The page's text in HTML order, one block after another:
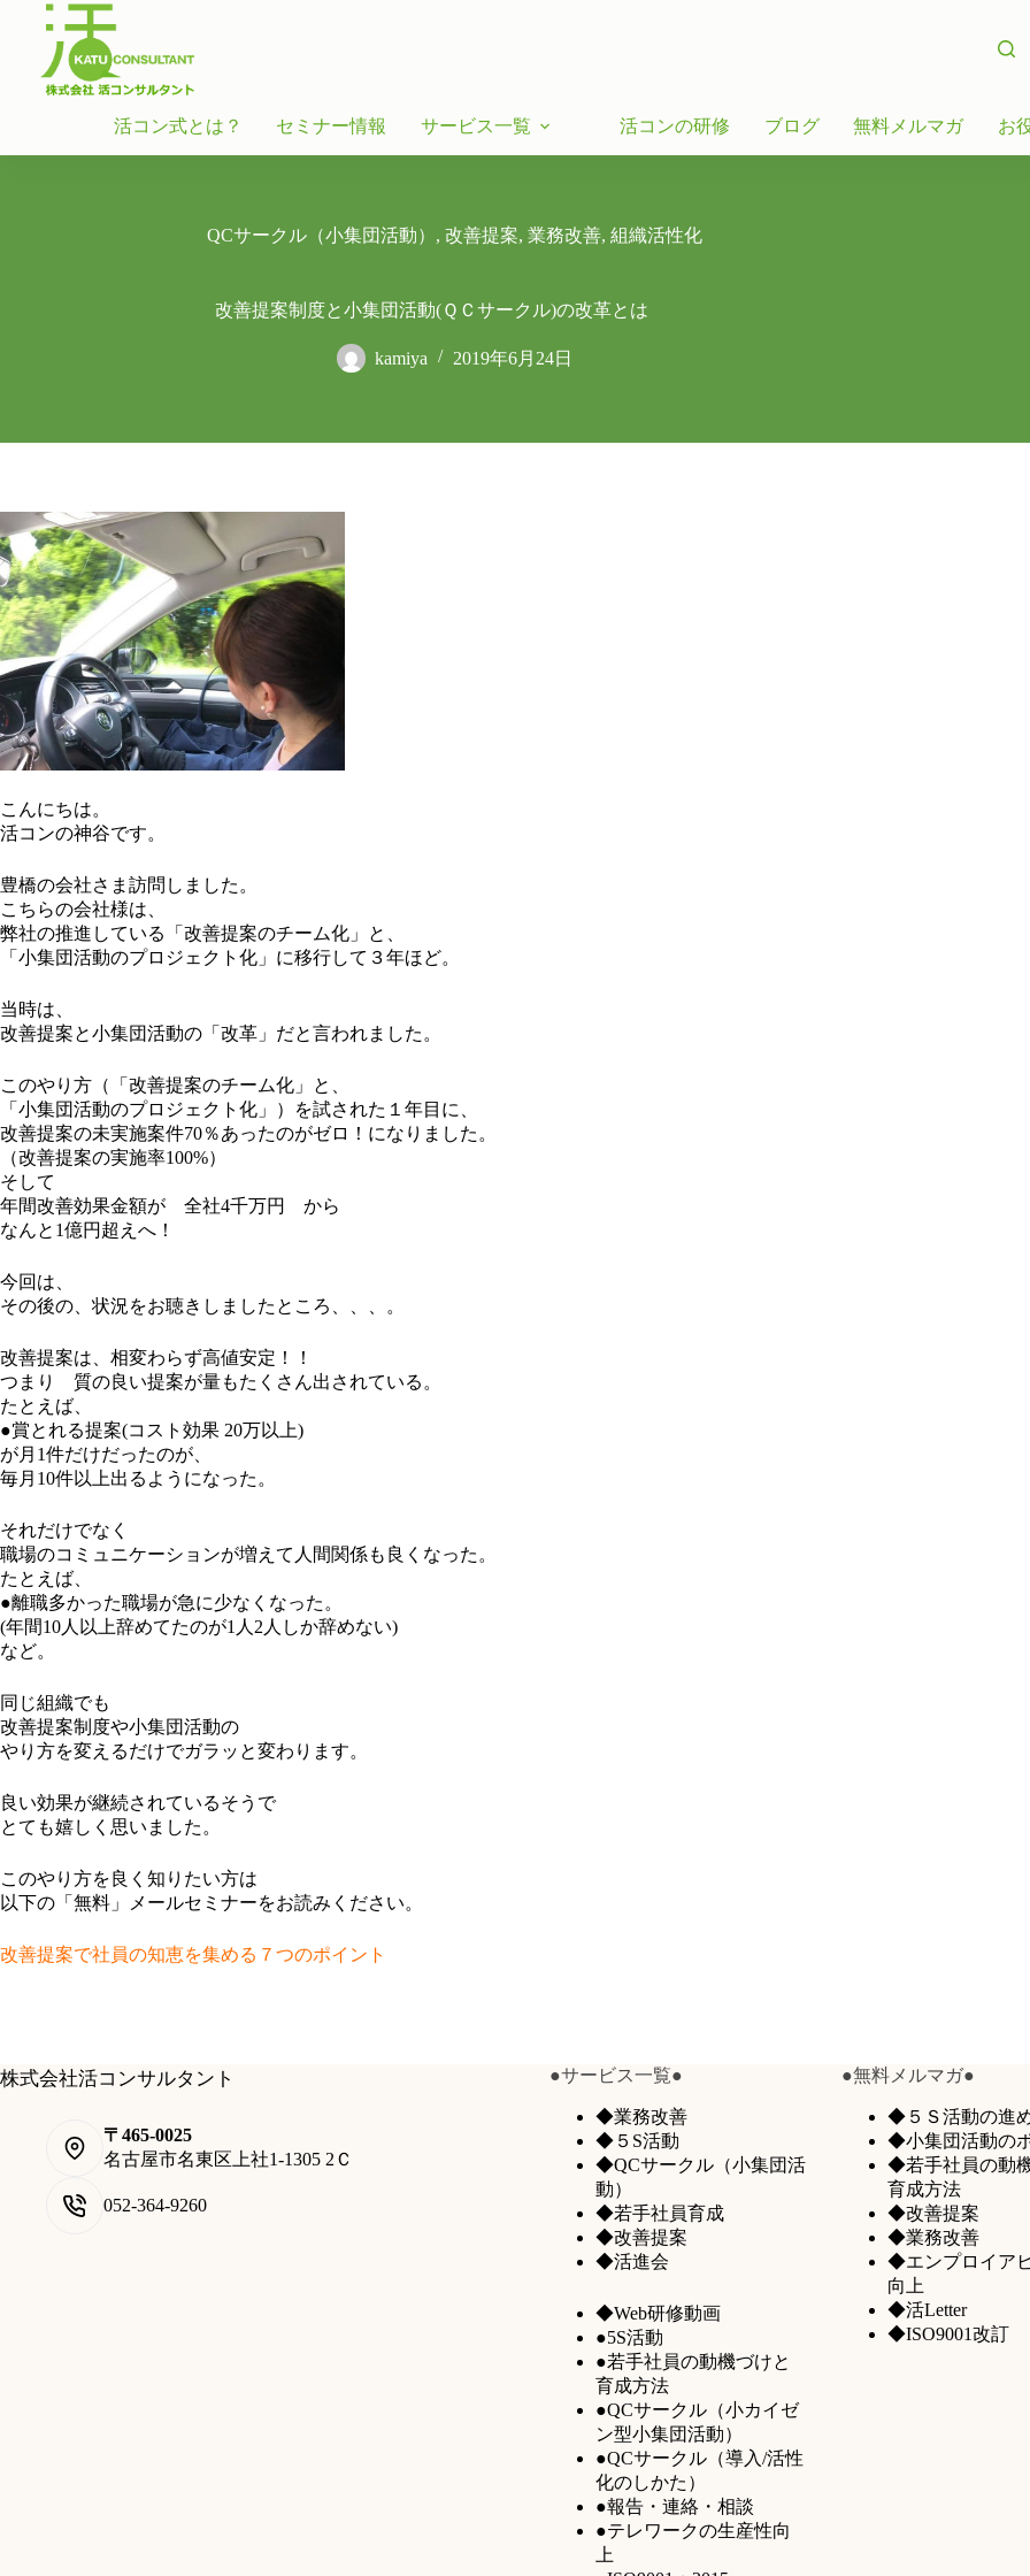
活コン式とは？ セミナー情報 サービス一覧 活コンの研修 ブログ 無料メルマガ お
QCサークル（小集団活動） , 改善提案, 業務改善, 組織活性化
改善提案制度と小集団活動(ＱＣサークル)の改革とは
kamiya 2019年6月24日
こんにちは。
活コンの神谷です。
豊橋の会社さま訪問しました。
こちらの会社様は、
弊社の推進している「改善提案のチーム化」と、
「小集団活動のプロジェクト化」に移行して３年ほど。
当時は、
改善提案と小集団活動の「改革」だと言われました。
このやり方（「改善提案のチーム化」と、
「小集団活動のプロジェクト化」）を試された１年目に、
改善提案の未実施案件70％あったのがゼロ！になりました。
（改善提案の実施率100%）
そして
年間改善効果金額が 全社4千万円 から
なんと1億円超えへ！
今回は、
その後の、状況をお聴きしましたところ、、、。
改善提案は、相変わらず高値安定！！
つまり 質の良い提案が量もたくさん出されている。
たとえば、
●賞とれる提案(コスト効果 20万以上)
が月1件だけだったのが、
毎月10件以上出るようになった。
それだけでなく
職場のコミュニケーションが増えて人間関係も良くなった。
たとえば、
●離職多かった職場が急に少なくなった。
(年間10人以上辞めてたのが1人2人しか辞めない)
など。
同じ組織でも
改善提案制度や小集団活動の
やり方を変えるだけでガラッと変わります。
良い効果が継続されているそうで
とても嬉しく思いました。
このやり方を良く知りたい方は
以下の「無料」メールセミナーをお読みください。
改善提案で社員の知恵を集める７つのポイント
株式会社活コンサルタント
〒465-0025
名古屋市名東区上社1-1305 2Ｃ
052-364-9260
●サービス一覧●
◆業務改善
◆５S活動
◆QCサークル（小集団活
動）
◆若手社員育成
◆改善提案
◆活進会
◆Web研修動画
●5S活動
●若手社員の動機づけと
育成方法
●QCサークル（小カイゼ
ン型小集団活動）
●QCサークル（導入/活性
化のしかた）
●報告・連絡・相談
●テレワークの生産性向
上
●無料メルマガ●
◆５Ｓ活動の進
◆小集団活動の
◆若手社員の動
育成方法
◆改善提案
◆業務改善
◆エンプロイア
向上
◆活Letter
◆ISO9001改訂